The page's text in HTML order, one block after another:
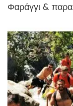
Φαράγγι &